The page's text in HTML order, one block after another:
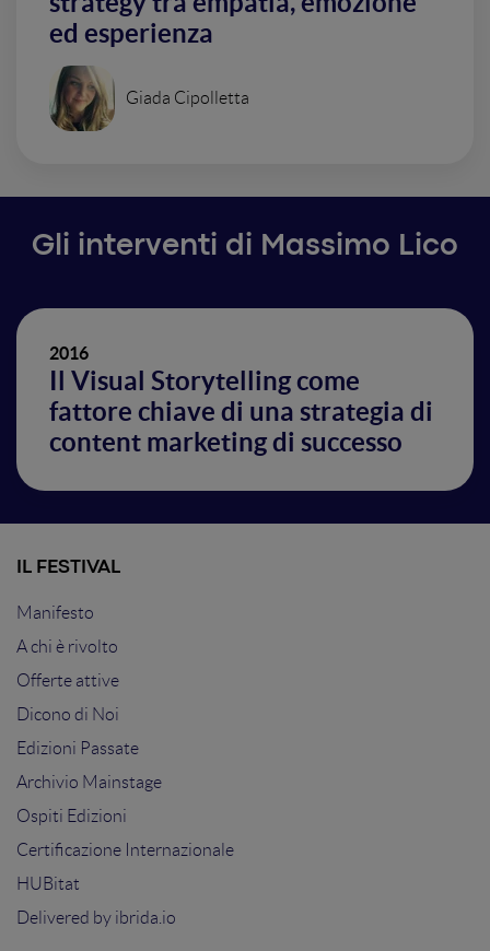
ed esperienza
Giada Cipolletta
Gli interventi di Massimo Lico
2016
Il Visual Storytelling come
fattore chiave di una strategia di
content marketing di successo
IL FESTIVAL
Manifesto
A chi è rivolto
Offerte attive
Dicono di Noi
Edizioni Passate
Archivio Mainstage
Ospiti Edizioni
Certificazione Internazionale
HUBitat
Delivered by ibrida.io